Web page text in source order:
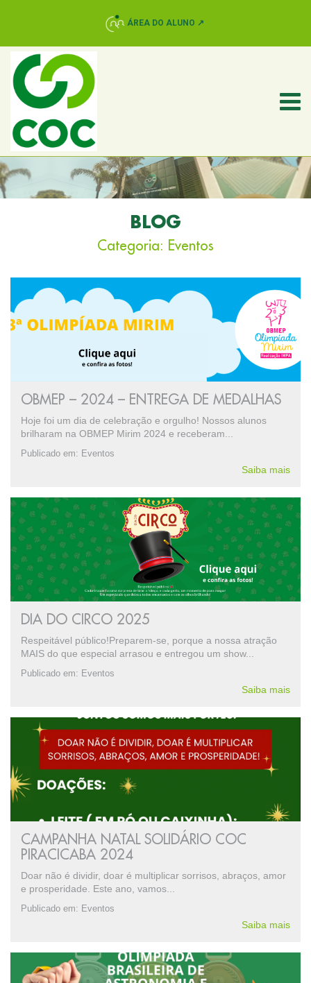
ÁREA DO ALUNO ↗
BLOG
Categoria: Eventos
OBMEP – 2024 – ENTREGA DE MEDALHAS
Hoje foi um dia de celebração e orgulho! Nossos alunos
brilharam na OBMEP Mirim 2024 e receberam...
Publicado em: Eventos
Saiba mais
DIA DO CIRCO 2025
Respeitável público!Preparem-se, porque a nossa atração
MAIS do que especial arrasou e entregou um show...
Publicado em: Eventos
Saiba mais
CAMPANHA NATAL SOLIDÁRIO COC
PIRACICABA 2024
Doar não é dividir, doar é multiplicar sorrisos, abraços, amor
e prosperidade. Este ano, vamos...
Publicado em: Eventos
Saiba mais